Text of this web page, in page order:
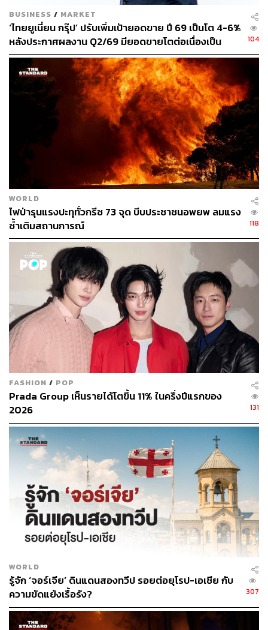
‘โดมความร้อน’ กับ ‘โอเมก้าบล็อก’ เหมือนหรือต่าง
กันอย่างไร
อีกหนึ่งคำศัพท์เฉพาะที่อาจจะพบเห็นได้บ่อยในช่วงนี้คือคำ
ว่า ‘โอเมก้าบล็อก’ (Omega Block) ซึ่งเป็นชื่อเรียกของ ‘รูป
แบบกระแสลม’ ที่มีรูปร่างคล้ายตัวอักษรกรีก ‘โอเมก้า’ (Ω)
โดยเกิดจากการที่กระแสลมกรด (Jet Stream) ที่ปกติจะพัด
จากตะวันตกไปตะวันออกเกิดการปั่นป่วนและโค้งงออย่าง
รุนแรงไปทางเหนือและใต้ ส่งผลให้มี ‘หย่อมความกดอากาศ
สูงที่อบอุ่นถูกขนาบข้างด้วยหย่อมความกดอากาศต่ำที่เย็น
กว่าสองลูก’
ส่วนกรณีของ ‘โดมความร้อน’ จะเน้นอธิบายถึง ‘ผลลัพธ์ใน
แนวดิ่ง’ ของหย่อมความกดอากาศสูงที่ทำหน้าที่เป็นฝาครอบ
กักความร้อนและกดทับอากาศลงสู่พื้นดิน กล่าวคือ แทนที่
ความร้อนจากพื้นดินจะลอยระบายขึ้นสู่ชั้นบรรยากาศด้าน
บนได้ตามปกติ โดมความร้อนกลับตีวงล้อมและ ‘กดทับ
อากาศร้อนให้จมลงมาอัดแน่นอยู่ที่พื้นดิน’ พร้อมกับปัดเป่า
เมฆออกไปให้หมดเพื่อให้แสงแดดส่องลงมาเติมความร้อนได้
โดยตรง ส่งผลให้เกิด ‘วงจรสะท้อนกลับของความร้อน’ ที่
ทำให้อุณหภูมิที่พื้นผิวดินพุ่งสูงขึ้นอย่างต่อเนื่อง
เมื่อเกิดปรากฏการณ์โอเมก้าบล็อก กระแสลมที่อ่อนกำลังลง
จะทำให้ระบบความกดอากาศ ‘ติดขัดและหยุดนิ่ง’ อยู่กับที่ ซึ่ง
บริเวณตรงกลางของโอเมก้าบล็อกที่เป็นหย่อมความกด
อากาศสูงนั้น จะสร้างสภาวะที่ทำให้เกิด ‘โดมความร้อน’ ขึ้น
โดยมักจะกดทับอากาศ ไม่ให้เกิดเมฆ และอบพื้นที่นั้นให้ร้อน
ระอุเป็นเวลาหลายวันหรือหลายสัปดาห์ ในขณะที่พื้นที่ขนาบ
ข้าง (หย่อมความกดอากาศต่ำ) จะมีอากาศเย็นและฝนตก
โดยทั้งสองเป็นปรากฏการณ์ทางอุตุนิยมวิทยา ที่เสมือนกำลัง
ส่งสัญญาณเตือนที่ชัดเจนถึง ‘วิกฤตโลกร้อน’ ที่กำลังทวีความ
รุนแรง และกลายเป็นความท้าทายระดับโลกที่มนุษยชาติจะ
ต้องรับมือและลดความเสี่ยงต่างๆ ที่ตามมาร่วมกัน
อ้างอิง:
https://apnews.com/article/climate-heat-dome-temper
atures-baa416ddc73ce7e5b902bcf6686f0ff0
BUSINESS / MARKET
‘ไทยยูเนี่ยน กรุ๊ป’ ปรับเพิ่มเป้ายอดขาย ปี 69 เป็นโต 4-6%
หลังประกาศผลงาน Q2/69 มียอดขายโตต่อเนื่องเป็น
ไตรมาสที่ 4 แต่ลดงบลงทุนปีนี้ลงมาที่ 5,000-5,500
ล้านบาท
104
WORLD
ไฟป่ารุนแรงปะทุทั่วกรีซ 73 จุด บีบประชาชนอพยพ ลมแรง
ซ้ำเติมสถานการณ์
118
FASHION / POP
Prada Group เห็นรายได้โตขึ้น 11% ในครึ่งปีแรกของ
2026
131
WORLD
รู้จัก ‘จอร์เจีย’ ดินแดนสองทวีป รอยต่อยุโรป-เอเชีย กับ
ความขัดแย้งเรื้อรัง?
307